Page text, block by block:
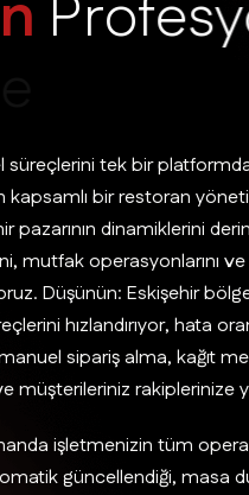
n Profesy
tek bir
bir restoran yönetim
dinamiklerini
mutfak operasyonlarını
Düşünün: Eskişehir
hızlandırıyor, hata
sipariş alma, kağıt
müşterileriniz rakiplerinize
işletmenizin tüm
güncellendiği, masa